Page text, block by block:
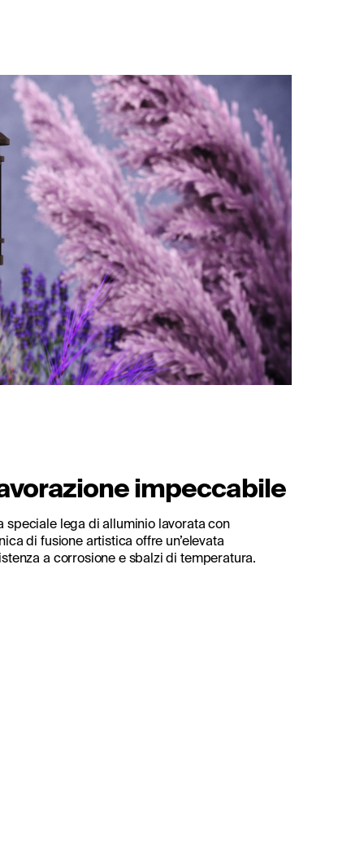
impeccabile
speciale lega di alluminio lavorata con
di fusione artistica offre un’elevata
a corrosione e sbalzi di temperatura.